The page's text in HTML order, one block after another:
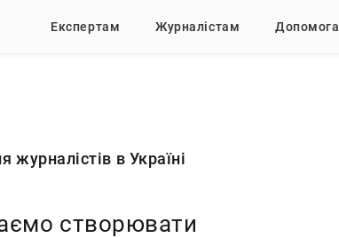
Експертам Журналістам Допомога
журналістів в Україні
створювати